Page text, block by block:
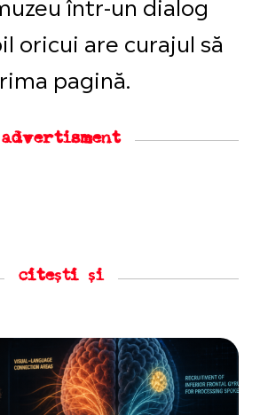
oricui are curajul să
pagină.
advertisment
citești și